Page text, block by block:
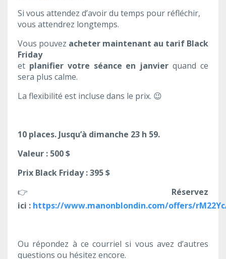
Si vous attendez d’avoir du temps pour réfléchir,
vous attendrez longtemps.
Vous pouvez acheter maintenant au tarif Black
Friday
et planifier votre séance en janvier quand ce
sera plus calme.
La flexibilité est incluse dans le prix. 😉
10 places. Jusqu’à dimanche 23 h 59.
Valeur : 500 $
Prix Black Friday : 395 $
👉
Réservez
ici : https://www.manonblondin.com/offers/
Ou répondez à ce courriel si vous avez d’autres
questions ou hésitez encore.